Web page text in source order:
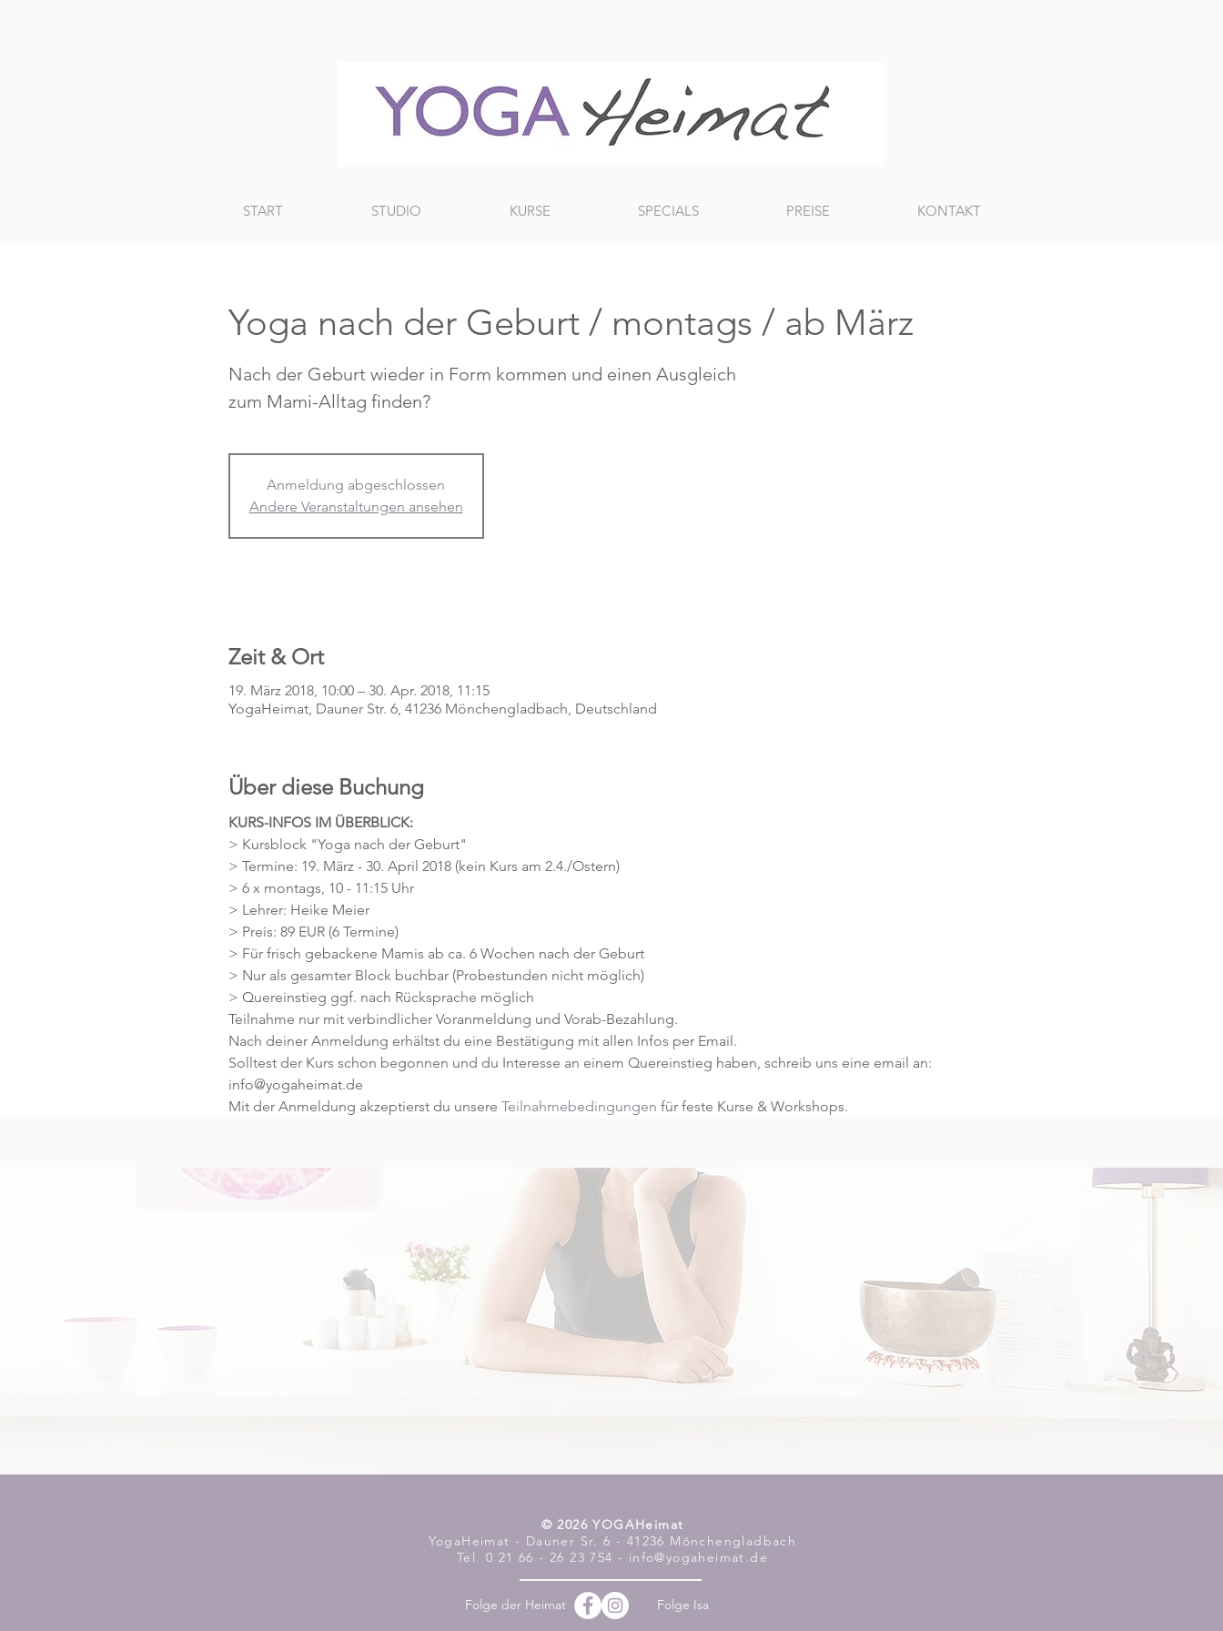
START STUDIO KURSE SPECIALS PREISE KONTAKT
Yoga nach der Geburt / montags / ab März
Nach der Geburt wieder in Form kommen und einen Ausgleich
zum Mami-Alltag finden?
Anmeldung abgeschlossen
Andere Veranstaltungen ansehen
Zeit & Ort
19. März 2018, 10:00 – 30. Apr. 2018, 11:15
YogaHeimat, Dauner Str. 6, 41236 Mönchengladbach, Deutschland
Über diese Buchung
KURS-INFOS IM ÜBERBLICK:
> Kursblock "Yoga nach der Geburt"
> Termine: 19. März - 30. April 2018 (kein Kurs am 2.4./Ostern)
> 6 x montags, 10 - 11:15 Uhr
> Lehrer: Heike Meier
> Preis: 89 EUR (6 Termine)
> Für frisch gebackene Mamis ab ca. 6 Wochen nach der Geburt
> Nur als gesamter Block buchbar (Probestunden nicht möglich)
> Quereinstieg ggf. nach Rücksprache möglich
Teilnahme nur mit verbindlicher Voranmeldung und Vorab-Bezahlung.
Nach deiner Anmeldung erhältst du eine Bestätigung mit allen Infos per Email.
Solltest der Kurs schon begonnen und du Interesse an einem Quereinstieg haben, schreib uns eine email an:
info@yogaheimat.de
Mit der Anmeldung akzeptierst du unsere Teilnahmebedingungen für feste Kurse & Workshops.
​© 2026 YOGAHeimat
YogaHeimat - Dauner Sr. 6 - 41236 Mönchengladbach
Tel. 0 21 66 - 26 23 754 - info@yogaheimat.de
Folge der Heimat
Folge Isa